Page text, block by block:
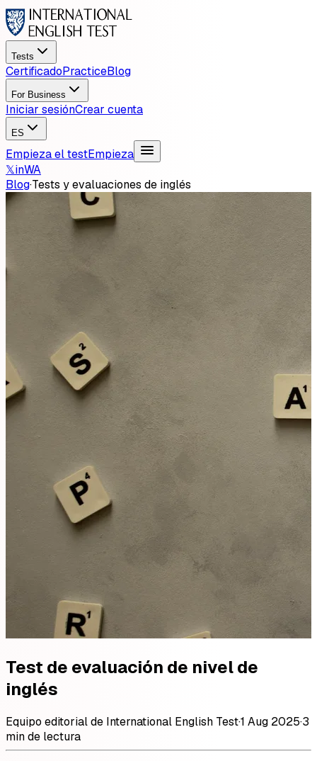
Tests
CertificadoPracticeBlog
For Business
Iniciar sesiónCrear cuenta
ES
Empieza el testEmpieza
𝕏inWA
Blog·Tests y evaluaciones de inglés
Test de evaluación de nivel de
inglés
Equipo editorial de International English Test·1 Aug 2025·3
min de lectura